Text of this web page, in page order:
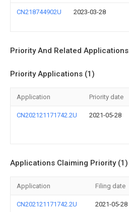
CN218744902U 2023-03-28
Priority And Related Applications
Priority Applications (1)
Application Priority date
CN202121171742.2U 2021-05-28
Applications Claiming Priority (1)
Application Filing date
CN202121171742.2U 2021-05-28